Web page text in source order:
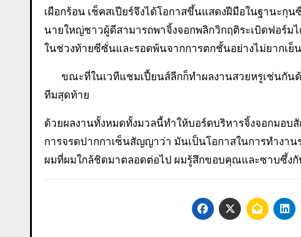
เผือกร้อน เช็คสเปียร์จึงได้โอกาสขึ้นแสดงฝีมือในฐาน
นายใหญ่ชาวผู้ดีสามารถพาจิ้งจอกพลิกวิกฤติระเบิดฟอร์ม
ในช่วงท้ายซีซั่นและรอดพ้นจากการตกชั้นอย่างไม่ยากเย็
ขณะที่ในเวทีแชมเปี้ยนส์ลีกก็ทำผลงานสวยหรูเช่นกันด้
ทีมสุดท้าย
ด้วยผลงานทั้งหมดทั้งมวลนี้ทำให้บอร์ดบริหารจิ้งจอกมอบ
การจรดปากกาเซ็นสัญญาว่า มันเป็นโอกาสในการทำงา
ผมที่ผมใกล้ชิดมาตลอดต่อไป ผมรู้สึกขอบคุณและซาบซึ้ง